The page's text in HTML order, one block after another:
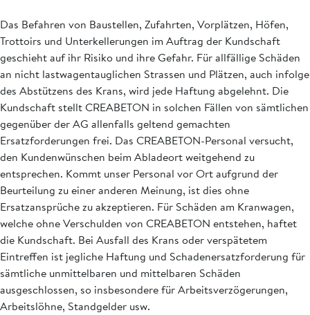
Das Befahren von Baustellen, Zufahrten, Vorplätzen, Höfen,
Trottoirs und Unterkellerungen im Auftrag der Kundschaft
geschieht auf ihr Risiko und ihre Gefahr. Für allfällige Schäden
an nicht lastwagentauglichen Strassen und Plätzen, auch infolge
des Abstützens des Krans, wird jede Haftung abgelehnt. Die
Kundschaft stellt CREABETON in solchen Fällen von sämtlichen
gegenüber der AG allenfalls geltend gemachten
Ersatzforderungen frei. Das CREABETON-Personal versucht,
den Kundenwünschen beim Abladeort weitgehend zu
entsprechen. Kommt unser Personal vor Ort aufgrund der
Beurteilung zu einer anderen Meinung, ist dies ohne
Ersatzansprüche zu akzeptieren. Für Schäden am Kranwagen,
welche ohne Verschulden von CREABETON entstehen, haftet
die Kundschaft. Bei Ausfall des Krans oder verspätetem
Eintreffen ist jegliche Haftung und Schadenersatzforderung für
sämtliche unmittelbaren und mittelbaren Schäden
ausgeschlossen, so insbesondere für Arbeitsverzögerungen,
Arbeitslöhne, Standgelder usw.